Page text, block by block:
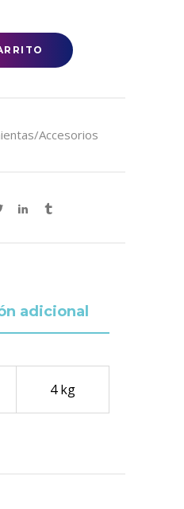
accesorios
adicional
4 kg